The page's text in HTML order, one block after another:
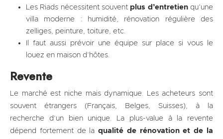
Les Riads nécessitent souvent plus d’entretienqu’une
villa moderne : humidité, rénovation régulière des
zelliges, peinture, toiture, etc.
Il faut aussi prévoir une équipe sur place si vous le
louez en maison d’hôtes.
Revente
Le marché est niche mais dynamique. Les acheteurs sont
souvent étrangers (Français, Belges, Suisses), à la
recherche d’un bien unique. La plus-value à la revente
dépend fortement de laqualité de rénovation et de la